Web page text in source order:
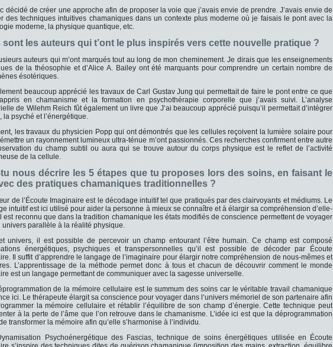
décidé de créer une approche afin de proposer la voie que j’avais envie de prendre. J’avais envie de
des techniques intuitives chamaniques dans un contexte plus moderne où je faisais le pont avec la
moderne, la physique quantique, etc.
sont les auteurs qui t’ont le plus inspirés vers cette nouvelle pratique ?
auteurs qui m’ont marqués tout au long de mon cheminement. Je dirais que les enseignements
de la théosophie et d’Alice A. Bailey ont été marquants pour comprendre un certain nombre de
ésotériques.
beaucoup apprécié les travaux de Carl Gustav Jung qui permettait de faire le pont entre ce que
en chamanisme et la formation en psychothérapie corporelle que j’avais suivi. L’analyse
de Wilehm Reich fût également un livre que J’ai beaucoup apprécié puisqu’il permettait d’intégrer
la psyché et l’énergétique.
les travaux du physicien Popp qui ont démontrés que les cellules reçoivent la lumière solaire pour
un rayonnement lumineux ultra-ténue m’ont passionnés. Ces recherches confirment entre autre
du champ subtil ou aura qui se trouve autour du corps physique est le reflet de l’activité
de la cellule.
tu nous décrire les 5 étapes que tu proposes lors des soins, en faisant le
des pratiques chamaniques traditionnelles ?
de l’Écoute Imaginaire est le décodage intuitif tel que pratiqués par des clairvoyants et médiums. Le
intuitif est ici utilisé pour aider la personne à mieux se connaître et à élargir sa compréhension d’elle-
est reconnu que dans la tradition chamanique les états modifiés de conscience permettent de voyager
univers parallèle à la réalité physique.
univers, il est possible de percevoir un champ entourant l’être humain. Ce champ est composé
énergétiques, psychiques et transpersonnelles qu’il est possible de décoder par Écoute
Il suffit d’apprendre le langage de l’imaginaire pour élargir notre compréhension de nous-mêmes et
L’apprentissage de la méthode permet donc à tous et chacun de découvrir comment le monde
est un langage permettant de communiquer avec la sagesse universelle.
de la mémoire cellulaire est le summum des soins car le véritable travail chamanique
ici. Le thérapeute élargit sa conscience pour voyager dans l’univers mémoriel de son partenaire afin
la mémoire cellulaire et rétablir l’équilibre de son champ d’énergie. Cette technique peut
à la perte de l’âme que l’on retrouve dans le chamanisme. L’idée ici est que la déprogrammation
transformer la mémoire afin qu’elle s’harmonise à l’individu.
Psychoénergétique des Fascias, technique de soins énergétiques utilisée en Écoute